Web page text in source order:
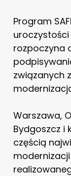
Program
uroczystości
rozpoczyna
związanych
Warszawa,
Bydgoszcz i
częścią